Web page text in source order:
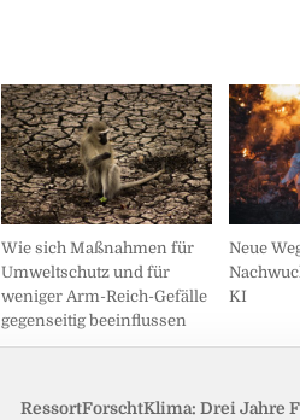
Wie sich Maßnahmen für
Umweltschutz und für
weniger Arm-Reich-Gefälle
gegenseitig beeinflussen
Neue
KI
RessortForschtKlima: Drei Jahre